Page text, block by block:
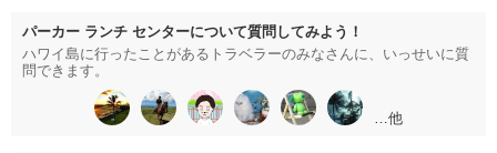
パーカー ランチ センターについて質問してみよう！
ハワイ島に行ったことがあるトラベラーのみなさんに、いっせいに質
問できます。
…他